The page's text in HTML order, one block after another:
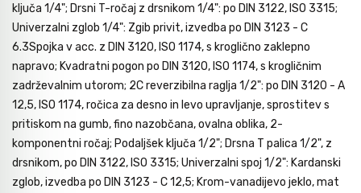
ključa 1/4"; Drsni T-ročaj z drsnikom 1/4": po DIN 3122, ISO 3315;
Univerzalni zglob 1/4": Zgib privit, izvedba po DIN 3123 - C
6.3Spojka v acc. z DIN 3120, ISO 1174, s kroglično zaklepno
napravo; Kvadratni pogon po DIN 3120, ISO 1174, s krogličnim
zadrževalnim utorom; 2C reverzibilna raglja 1/2": po DIN 3120 - A
12,5, ISO 1174, ročica za desno in levo upravljanje, sprostitev s
pritiskom na gumb, fino nazobčana, ovalna oblika, 2-
komponentni ročaj; Podaljšek ključa 1/2"; Drsna T palica 1/2", z
drsnikom, po DIN 3122, ISO 3315; Univerzalni spoj 1/2": Kardanski
zglob, izvedba po DIN 3123 - C 12,5; Krom-vanadijevo jeklo, mat
Tesarsko orodje
Dom in vrt
Orodje za kolesa